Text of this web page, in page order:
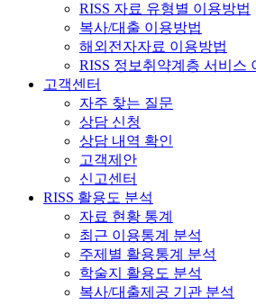
RISS 자료 유형별 이용방법
복사/대출 이용방법
해외전자자료 이용방법
RISS 정보취약계층 서비스
고객센터
자주 찾는 질문
상담 신청
상담 내역 확인
고객제안
신고센터
RISS 활용도 분석
자료 현황 통계
최근 이용통계 분석
주제별 활용통계 분석
학술지 활용도 분석
복사/대출제공 기관 분석